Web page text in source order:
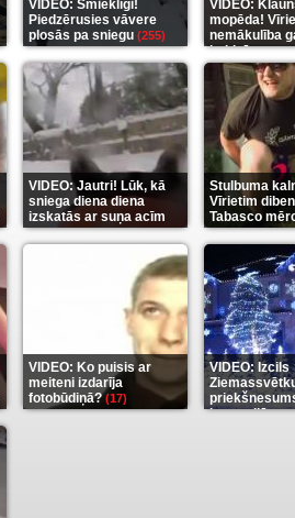
VIDEO: Smieklīgi!
Piedzērusies vāvere
plosās pa sniegu (255)
VIDEO:
mopēda!
nemākulība
beidzās ar
(289)
VIDEO: Jautri! Lūk, kā
sniega diena diena
izskatās ar suņa acīm
(6)
Stulbuma
Vīrietim
Tabasco
(7)
VIDEO: Ko puisis ar
meiteni izdarīja
fotobūdiņā?(17)
VIDEO: Izcils
karu stilā(7)